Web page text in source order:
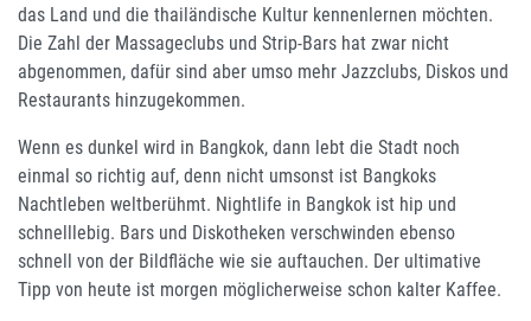
das Land und die thailändische Kultur kennenlernen möchten.
Die Zahl der Massageclubs und Strip-Bars hat zwar nicht
abgenommen, dafür sind aber umso mehr Jazzclubs, Diskos und
Restaurants hinzugekommen.
Wenn es dunkel wird in Bangkok, dann lebt die Stadt noch
einmal so richtig auf, denn nicht umsonst ist Bangkoks
Nachtleben weltberühmt. Nightlife in Bangkok ist hip und
schnelllebig. Bars und Diskotheken verschwinden ebenso
schnell von der Bildfläche wie sie auftauchen. Der ultimative
Tipp von heute ist morgen möglicherweise schon kalter Kaffee.